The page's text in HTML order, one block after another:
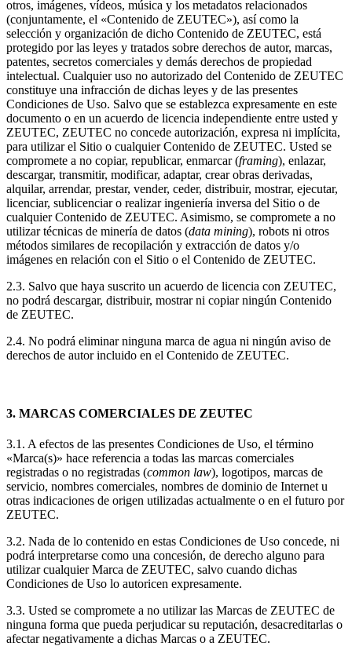
otros, imágenes, vídeos, música y los metadatos relacionados
(conjuntamente, el «Contenido de ZEUTEC»), así como la
selección y organización de dicho Contenido de ZEUTEC, está
protegido por las leyes y tratados sobre derechos de autor, marcas,
patentes, secretos comerciales y demás derechos de propiedad
intelectual. Cualquier uso no autorizado del Contenido de ZEUTEC
constituye una infracción de dichas leyes y de las presentes
Condiciones de Uso. Salvo que se establezca expresamente en este
documento o en un acuerdo de licencia independiente entre usted y
ZEUTEC, ZEUTEC no concede autorización, expresa ni implícita,
para utilizar el Sitio o cualquier Contenido de ZEUTEC. Usted se
compromete a no copiar, republicar, enmarcar (framing), enlazar,
descargar, transmitir, modificar, adaptar, crear obras derivadas,
alquilar, arrendar, prestar, vender, ceder, distribuir, mostrar, ejecutar,
licenciar, sublicenciar o realizar ingeniería inversa del Sitio o de
cualquier Contenido de ZEUTEC. Asimismo, se compromete a no
utilizar técnicas de minería de datos (data mining), robots ni otros
métodos similares de recopilación y extracción de datos y/o
imágenes en relación con el Sitio o el Contenido de ZEUTEC.
2.3. Salvo que haya suscrito un acuerdo de licencia con ZEUTEC,
no podrá descargar, distribuir, mostrar ni copiar ningún Contenido
de ZEUTEC.
2.4. No podrá eliminar ninguna marca de agua ni ningún aviso de
derechos de autor incluido en el Contenido de ZEUTEC.
3. MARCAS COMERCIALES DE ZEUTEC
3.1. A efectos de las presentes Condiciones de Uso, el término
«Marca(s)» hace referencia a todas las marcas comerciales
registradas o no registradas (common law), logotipos, marcas de
servicio, nombres comerciales, nombres de dominio de Internet u
otras indicaciones de origen utilizadas actualmente o en el futuro por
ZEUTEC.
3.2. Nada de lo contenido en estas Condiciones de Uso concede, ni
podrá interpretarse como una concesión, de derecho alguno para
utilizar cualquier Marca de ZEUTEC, salvo cuando dichas
Condiciones de Uso lo autoricen expresamente.
3.3. Usted se compromete a no utilizar las Marcas de ZEUTEC de
ninguna forma que pueda perjudicar su reputación, desacreditarlas o
afectar negativamente a dichas Marcas o a ZEUTEC.